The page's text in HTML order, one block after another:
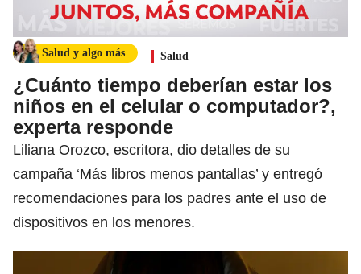
Salud y algo más Salud
¿Cuánto tiempo deberían estar los
niños en el celular o computador?,
experta responde
Liliana Orozco, escritora, dio detalles de su
campaña ‘Más libros menos pantallas’ y entregó
recomendaciones para los padres ante el uso de
dispositivos en los menores.